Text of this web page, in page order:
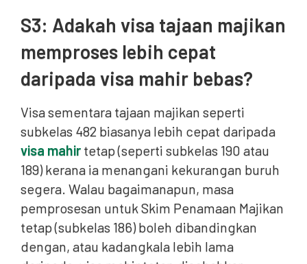
S3: Adakah visa tajaan majikan
memproses lebih cepat
daripada visa mahir bebas?
Visa sementara tajaan majikan seperti
subkelas 482 biasanya lebih cepat daripada
visa mahir tetap (seperti subkelas 190 atau
189) kerana ia menangani kekurangan buruh
segera. Walau bagaimanapun, masa
pemprosesan untuk Skim Penamaan Majikan
tetap (subkelas 186) boleh dibandingkan
dengan, atau kadangkala lebih lama